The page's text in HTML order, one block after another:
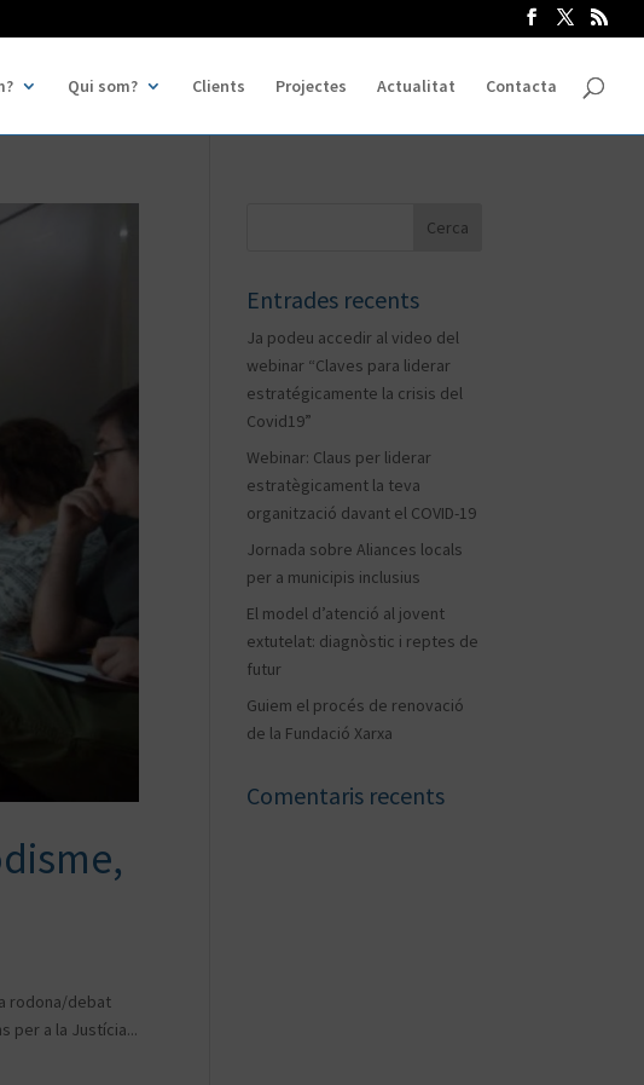
Qui som? Clients Projectes Actualitat Contacta
rodona/debat
per a la Justícia...
Entrades recents
Ja podeu accedir al video del
webinar “Claves para liderar
estratégicamente la crisis del
Covid19”
Webinar: Claus per liderar
estratègicament la teva
organització davant el COVID-19
Jornada sobre Aliances locals
per a municipis inclusius
El model d’atenció al jovent
extutelat: diagnòstic i reptes de
futur
Guiem el procés de renovació
de la Fundació Xarxa
Comentaris recents